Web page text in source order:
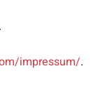
impressum/.